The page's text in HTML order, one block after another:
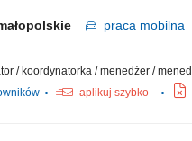
praca mobilna
/ koordynatorka / menedżer /
aplikuj szybko